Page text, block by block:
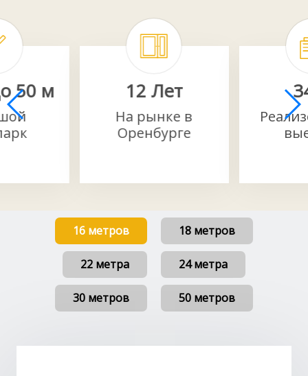
50 м 12 Лет
На рынке в
Оренбурге
16 метров 18 метров
22 метра 24 метра
30 метров 50 метров